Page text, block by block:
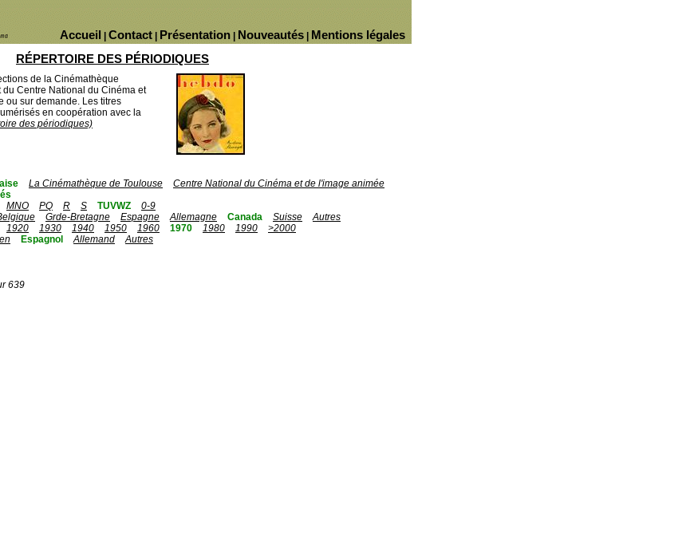
Mentions légales
Nouveautés
Présentation
Contact
Accueil
RÉPERTOIRE DES PÉRIODIQUES
de la Cinémathèque
Centre National du Cinéma et
ou sur demande. Les titres
en coopération avec la
des périodiques)
La Cinémathèque de Toulouse
Centre National du Cinéma et de l'image animée
MNO PQ R S TUVWZ
0-9
Grde-Bretagne Espagne Allemagne Canada Suisse
Autres
1920 1930 1940 1950 1960 1970 1980 1990
>2000
Espagnol Allemand
Autres
639